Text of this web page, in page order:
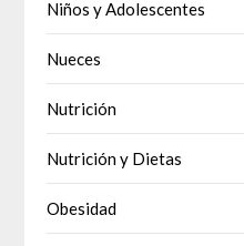
Niños y Adolescentes
Nueces
Nutrición
Nutrición y Dietas
Obesidad